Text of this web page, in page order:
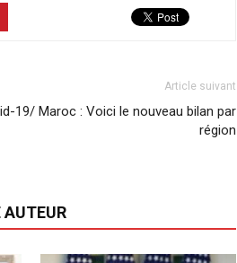
Article suivant
19/ Maroc : Voici le nouveau bilan par
région
AUTEUR